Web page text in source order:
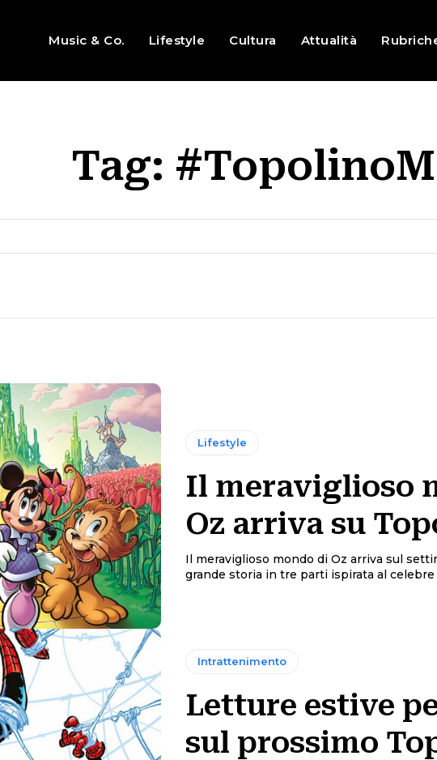
Music & Co. Lifestyle Cultura Attualità
Tag:
Lifestyle
Il meraviglioso
Oz arriva su
Il meraviglioso mondo di Oz arriva sul
grande storia in tre parti ispirata al celebre
Intrattenimento
Letture estive
sul prossimo